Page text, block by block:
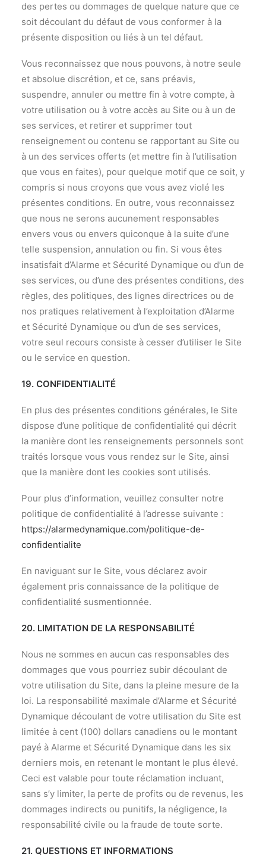
des pertes ou dommages de quelque nature que ce
soit découlant du défaut de vous conformer à la
présente disposition ou liés à un tel défaut.
Vous reconnaissez que nous pouvons, à notre seule
et absolue discrétion, et ce, sans préavis,
suspendre, annuler ou mettre fin à votre compte, à
votre utilisation ou à votre accès au Site ou à un de
ses services, et retirer et supprimer tout
renseignement ou contenu se rapportant au Site ou
à un des services offerts (et mettre fin à l’utilisation
que vous en faites), pour quelque motif que ce soit, y
compris si nous croyons que vous avez violé les
présentes conditions. En outre, vous reconnaissez
que nous ne serons aucunement responsables
envers vous ou envers quiconque à la suite d’une
telle suspension, annulation ou fin. Si vous êtes
insatisfait d’Alarme et Sécurité Dynamique ou d’un de
ses services, ou d’une des présentes conditions, des
règles, des politiques, des lignes directrices ou de
nos pratiques relativement à l’exploitation d’Alarme
et Sécurité Dynamique ou d’un de ses services,
votre seul recours consiste à cesser d’utiliser le Site
ou le service en question.
19. CONFIDENTIALITÉ
En plus des présentes conditions générales, le Site
dispose d’une politique de confidentialité qui décrit
la manière dont les renseignements personnels sont
traités lorsque vous vous rendez sur le Site, ainsi
que la manière dont les cookies sont utilisés.
Pour plus d’information, veuillez consulter notre
politique de confidentialité à l’adresse suivante :
https://alarmedynamique.com/politique-de-
confidentialite
En naviguant sur le Site, vous déclarez avoir
également pris connaissance de la politique de
confidentialité susmentionnée.
20. LIMITATION DE LA RESPONSABILITÉ
Nous ne sommes en aucun cas responsables des
dommages que vous pourriez subir découlant de
votre utilisation du Site, dans la pleine mesure de la
loi. La responsabilité maximale d’Alarme et Sécurité
Dynamique découlant de votre utilisation du Site est
limitée à cent (100) dollars canadiens ou le montant
payé à Alarme et Sécurité Dynamique dans les six
derniers mois, en retenant le montant le plus élevé.
Ceci est valable pour toute réclamation incluant,
sans s’y limiter, la perte de profits ou de revenus, les
dommages indirects ou punitifs, la négligence, la
responsabilité civile ou la fraude de toute sorte.
21. QUESTIONS ET INFORMATIONS